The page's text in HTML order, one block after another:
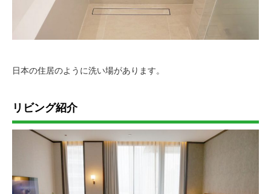
日本の住居のように洗い場があります。
リビング紹介